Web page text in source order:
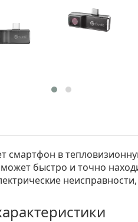
смартфон в
быстро и точно